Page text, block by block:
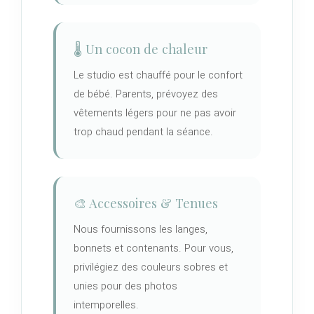
🌡️ Un cocon de chaleur
Le studio est chauffé pour le confort
de bébé. Parents, prévoyez des
vêtements légers pour ne pas avoir
trop chaud pendant la séance.
🎨 Accessoires & Tenues
Nous fournissons les langes,
bonnets et contenants. Pour vous,
privilégiez des couleurs sobres et
unies pour des photos
intemporelles.